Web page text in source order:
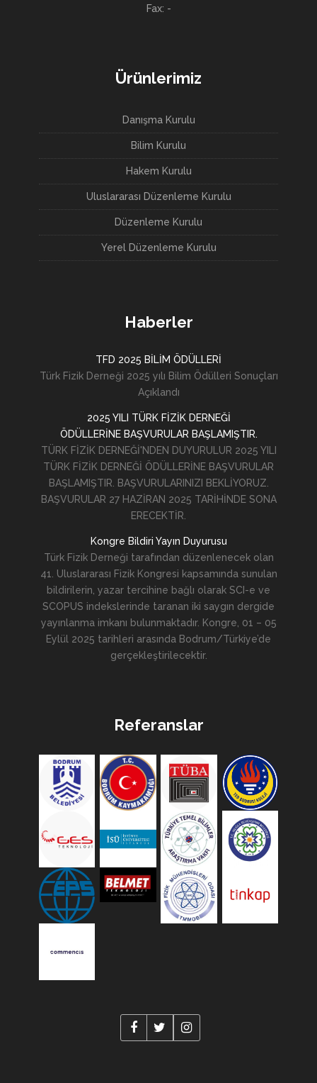
Fax: -
Ürünlerimiz
Danışma Kurulu
Bilim Kurulu
Hakem Kurulu
Uluslararası Düzenleme Kurulu
Düzenleme Kurulu
Yerel Düzenleme Kurulu
Haberler
TFD 2025 BİLİM ÖDÜLLERİ
Türk Fizik Derneği 2025 yılı Bilim Ödülleri Sonuçları
Açıklandı
2025 YILI TÜRK FİZİK DERNEĞİ
ÖDÜLLERİNE BAŞVURULAR BAŞLAMIŞTIR.
TÜRK FİZİK DERNEĞİ'NDEN DUYURULUR 2025 YILI
TÜRK FİZİK DERNEĞİ ÖDÜLLERİNE BAŞVURULAR
BAŞLAMIŞTIR. BAŞVURULARINIZI BEKLİYORUZ.
BAŞVURULAR 27 HAZİRAN 2025 TARİHİNDE SONA
ERECEKTİR.
Kongre Bildiri Yayın Duyurusu
Türk Fizik Derneği tarafından düzenlenecek olan
41. Uluslararası Fizik Kongresi kapsamında sunulan
bildirilerin, yazar tercihine bağlı olarak SCI-e ve
SCOPUS indekslerinde taranan iki saygın dergide
yayınlanma imkanı bulunmaktadır. Kongre, 01 – 05
Eylül 2025 tarihleri arasında Bodrum/Türkiye’de
gerçekleştirilecektir.
Referanslar